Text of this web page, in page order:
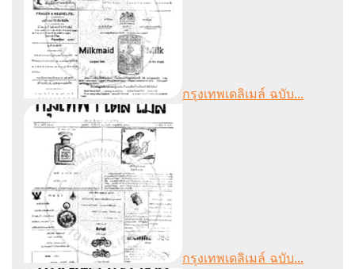
กรุงเทพเดลิเมล์ ฉบับ...
กรุงเทพเดลิเมล์ ฉบับ...